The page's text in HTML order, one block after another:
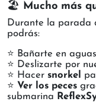
🏖️ Mucho más
Durante la parada
podrás:
⭐ Bañarte en
⭐ Deslizarte por
⭐ Hacer snorkel
⭐ Ver los peces
submarina